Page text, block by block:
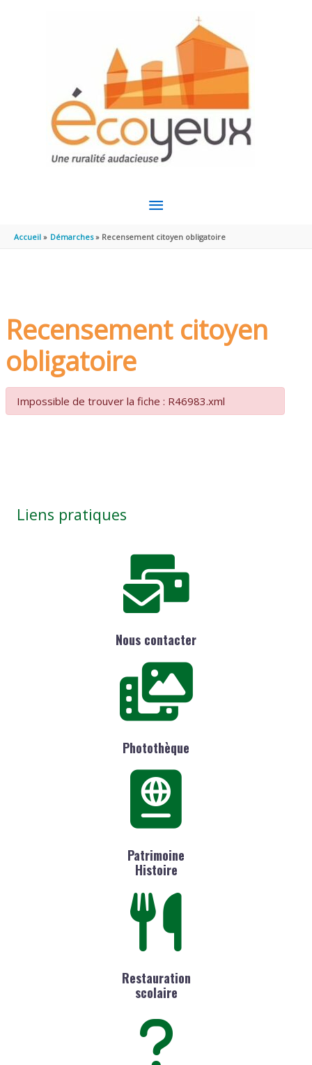
MENU
PRINCIPAL
Accueil Démarches Recensement citoyen obligatoire
Recensement citoyen
obligatoire
Impossible de trouver la fiche : R46983.xml
Liens pratiques
Nous contacter
Photothèque
Patrimoine
Histoire
Restauration
scolaire